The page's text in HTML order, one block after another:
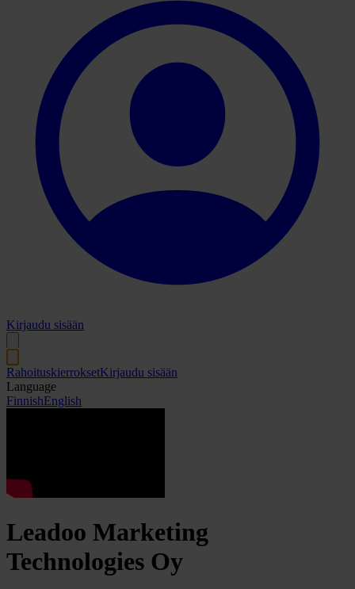
Kirjaudu sisään
RahoituskierroksetKirjaudu sisään
Language
FinnishEnglish
Leadoo Marketing
Technologies Oy